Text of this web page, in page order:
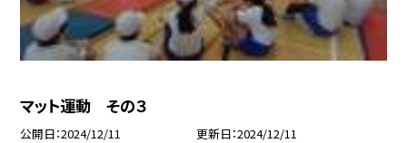
マット運動 その３
公開日 2024/12/11 更新日 2024/12/11